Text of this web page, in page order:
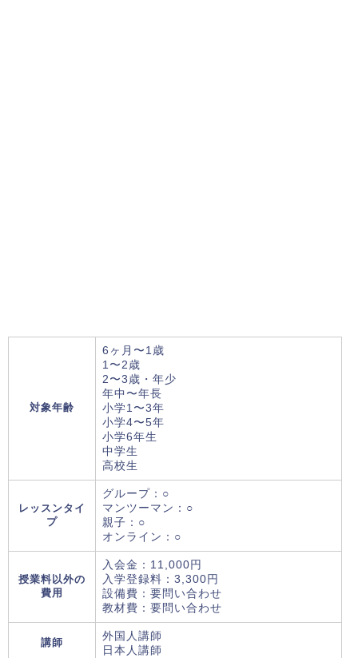
対象年齢
6ヶ月〜1歳
1〜2歳
2〜3歳・年少
年中〜年長
小学1〜3年
小学4〜5年
小学6年生
中学生
高校生
レッスンタイ
プ
グループ：○
マンツーマン：○
親子：○
オンライン：○
授業料以外の
費用
入会金：11,000円
入学登録料：3,300円
設備費：要問い合わせ
教材費：要問い合わせ
講師
外国人講師
日本人講師